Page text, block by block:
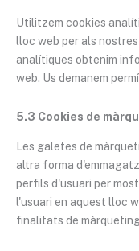
Utilitzem cookies
lloc web per als
analítiques obtenim
web. Us demanem
5.3 Cookies de
Les galetes de
altra forma
perfils d'usuari per
l'usuari en aquest lloc
finalitats de